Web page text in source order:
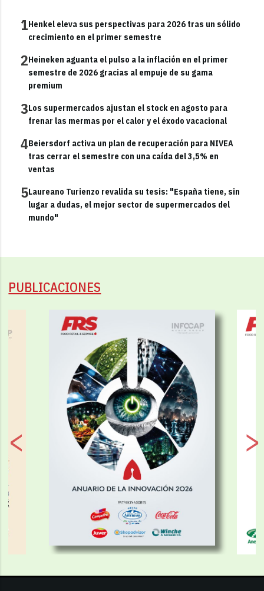
1Henkel eleva sus perspectivas para 2026 tras un sólido
crecimiento en el primer semestre
2Heineken aguanta el pulso a la inflación en el primer
semestre de 2026 gracias al empuje de su gama
premium
3Los supermercados ajustan el stock en agosto para
frenar las mermas por el calor y el éxodo vacacional
4Beiersdorf activa un plan de recuperación para NIVEA
tras cerrar el semestre con una caída del 3,5% en
ventas
5Laureano Turienzo revalida su tesis: "España tiene, sin
lugar a dudas, el mejor sector de supermercados del
mundo"
PUBLICACIONES